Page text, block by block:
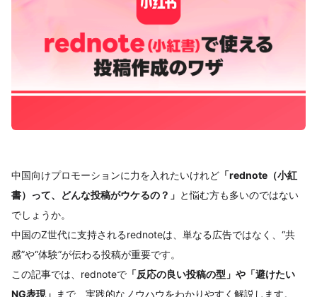
中国向けプロモーションに力を入れたいけれど 「rednote（小紅
書）って、どんな投稿がウケるの？」 と悩む方も多いのではない
でしょうか。
中国のZ世代に支持されるrednoteは、単なる広告ではなく、“共
感”や“体験”が伝わる投稿が重要です。
この記事では、rednoteで 「反応の良い投稿の型」や「避けたい
NG表現」 まで、実践的なノウハウをわかりやすく解説します。